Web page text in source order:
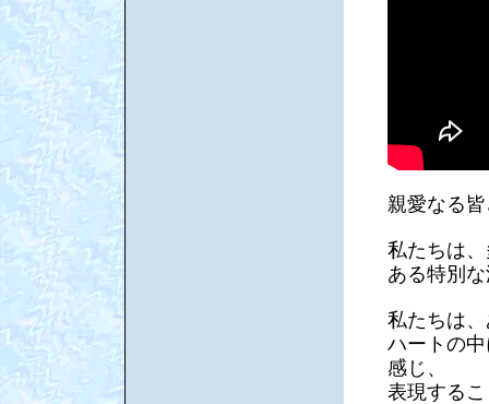
親愛なる
私たちは
ある特別
私たちは
ハートの
感じ、
表現する